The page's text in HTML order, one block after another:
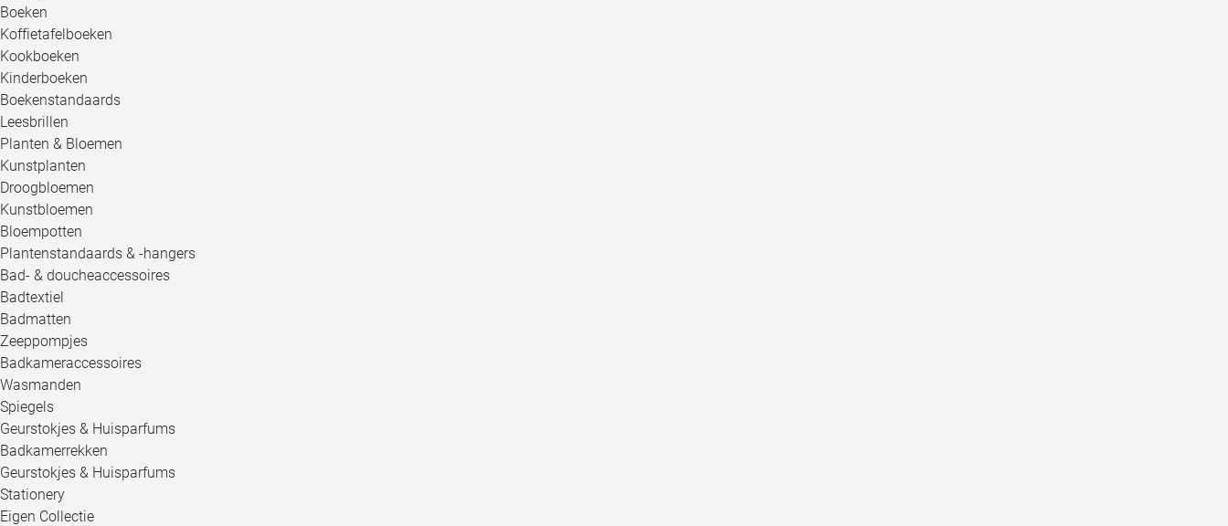
Boeken
Koffietafelboeken
Kookboeken
Kinderboeken
Boekenstandaards
Leesbrillen
Planten & Bloemen
Kunstplanten
Droogbloemen
Kunstbloemen
Bloempotten
Plantenstandaards & -hangers
Bad- & doucheaccessoires
Badtextiel
Badmatten
Zeeppompjes
Badkameraccessoires
Wasmanden
Spiegels
Geurstokjes & Huisparfums
Badkamerrekken
Geurstokjes & Huisparfums
Stationery
Eigen Collectie